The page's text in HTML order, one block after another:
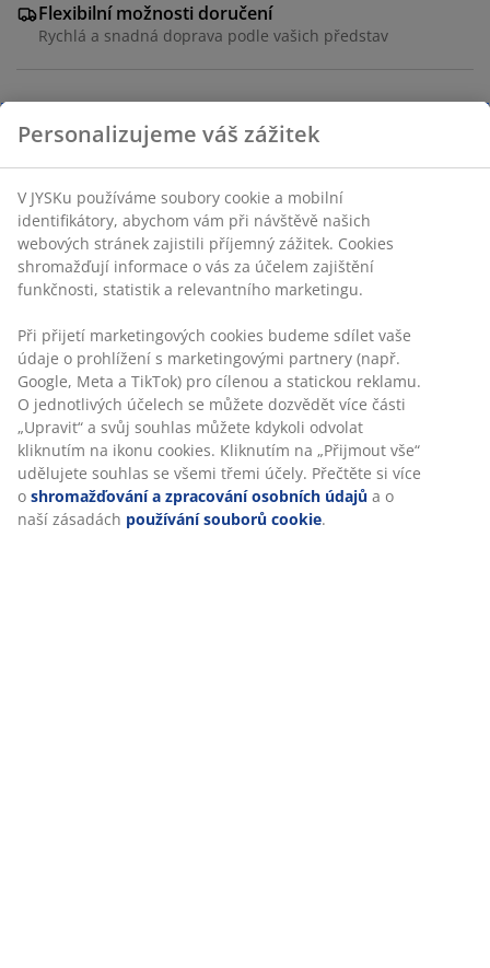
Flexibilní možnosti doručení
Rychlá a snadná doprava podle vašich představ
Umělá rostlina s realistickým zeleným vzhledem, která
osvěží každý stůl nebo polici. Umístěna v jednoduchém
Skladová položka: 4912604
Specifikace
Hodnocení
(8)
Personalizujeme váš zážitek
V JYSKu používáme soubory cookie a mobilní
identifikátory, abychom vám při návštěvě našich
webových stránek zajistili příjemný zážitek. Cookies
shromažďují informace o vás za účelem zajištění
funkčnosti, statistik a relevantního marketingu.
Při přijetí marketingových cookies budeme sdílet vaše
údaje o prohlížení s marketingovými partnery (např.
Google, Meta a TikTok) pro cílenou a statickou reklamu.
O jednotlivých účelech se můžete dozvědět více části
„Upravit“ a svůj souhlas můžete kdykoli odvolat
kliknutím na ikonu cookies. Kliknutím na „Přijmout vše“
udělujete souhlas se všemi třemi účely. Přečtěte si více
o shromažďování a zpracování osobních údajů a o
naší zásadách používání souborů cookie.